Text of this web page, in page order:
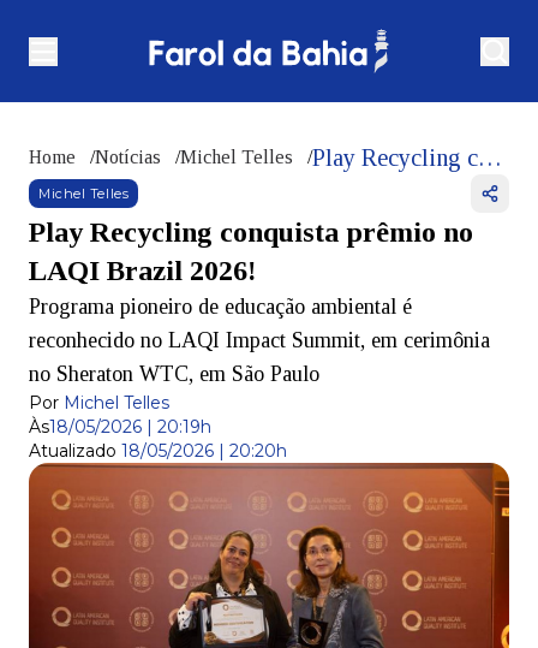
Home /Notícias /Michel Telles / Play Recycling conquista prêmio no LAQI Brazil 2026!
Michel Telles
Play Recycling conquista prêmio no
LAQI Brazil 2026!
Programa pioneiro de educação ambiental é
reconhecido no LAQI Impact Summit, em cerimônia
no Sheraton WTC, em São Paulo
Por Michel Telles
Às18/05/2026 | 20:19h
Atualizado 18/05/2026 | 20:20h